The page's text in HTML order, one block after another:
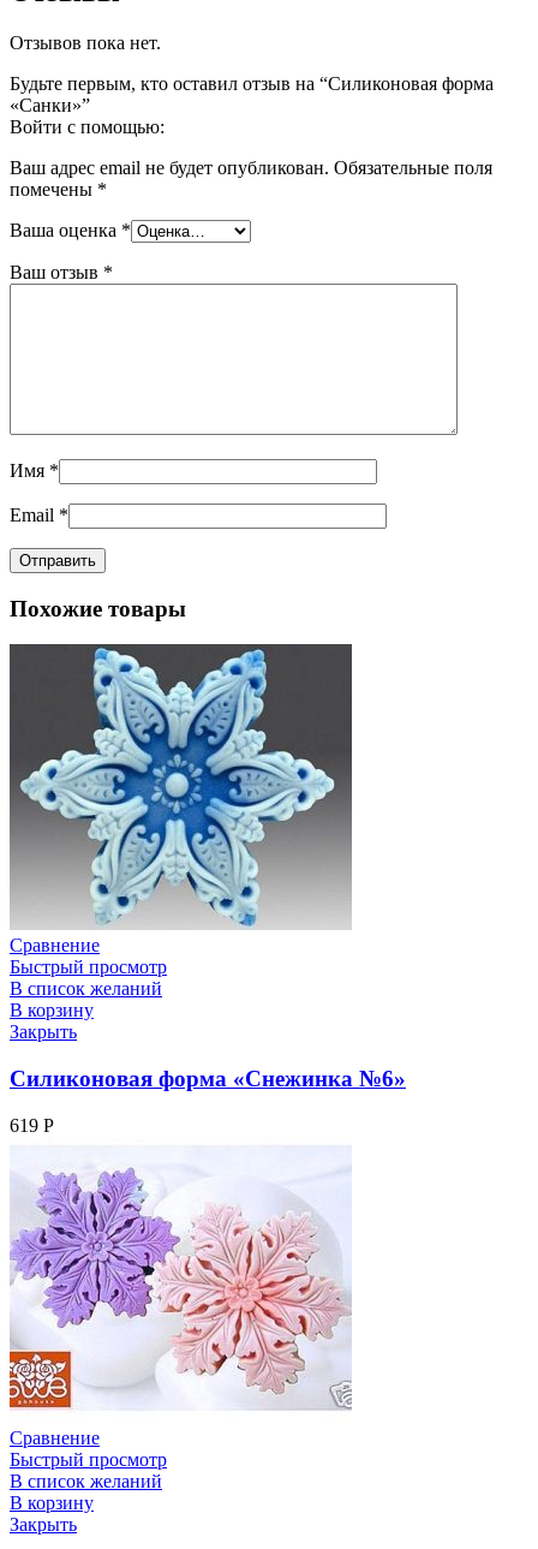
Отзывов пока нет.
Будьте первым, кто оставил отзыв на “Силиконовая форма
«Санки»”
Войти с помощью:
Ваш адрес email не будет опубликован. Обязательные поля
помечены *
Ваша оценка *
Ваш отзыв *
Имя *
Email *
Похожие товары
Сравнение
Быстрый просмотр
В список желаний
В корзину
Закрыть
Силиконовая форма «Снежинка №6»
619 Р
Сравнение
Быстрый просмотр
В список желаний
В корзину
Закрыть